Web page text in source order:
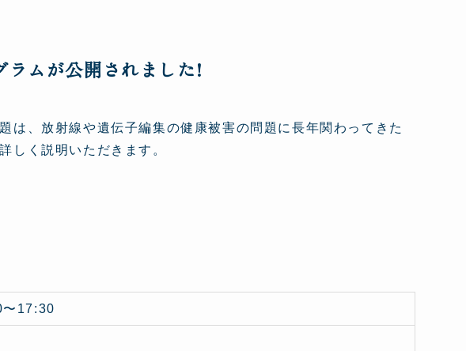
ムが公開されました!
は、放射線や遺伝子編集の健康被害の問題に長年関わってきた
しく説明いただきます。
17:30